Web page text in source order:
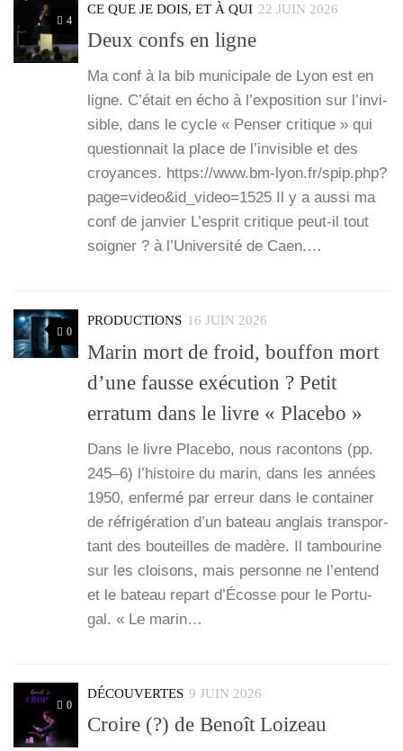
4
CE QUE JE DOIS, ET À QUI 22 JUIN 2026
Deux confs en ligne
Ma conf à la bib muni­ci­pale de Lyon est en
ligne. C’é­tait en écho à l’ex­po­si­tion sur l’in­vi­
sible, dans le cycle « Pen­ser cri­tique » qui
ques­tion­nait la place de l’invisible et des
croyances. https://www.bm-lyon.fr/spip.php?
page=video&id_video=1525 Il y a aus­si ma
conf de jan­vier L’esprit cri­tique peut-il tout
soi­gner ? à l’U­ni­ver­si­té de Caen.…
0
PRODUCTIONS 16 JUIN 2026
Marin mort de froid, bouffon mort
d’une fausse exécution ? Petit
erratum dans le livre « Placebo »
Dans le livre Pla­ce­bo, nous racon­tons (pp.
245–6) l’histoire du marin, dans les années
1950, enfer­mé par erreur dans le contai­ner
de réfri­gé­ra­tion ­d’un bateau anglais trans­por­
tant des bou­teilles de madère. Il tam­bou­rine
sur les cloi­sons, mais per­sonne ne l­’entend
et le bateau repart d’Écosse pour le Por­tu­
gal. « Le marin…
0
DÉCOUVERTES 9 JUIN 2026
Croire (?) de Benoît Loizeau